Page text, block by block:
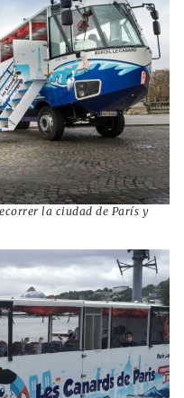
la ciudad de París y